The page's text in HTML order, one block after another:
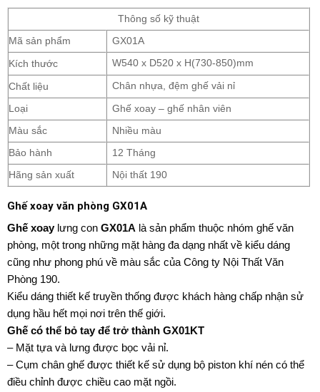
Thông số kỹ thuật
Mã sản phẩm GX01A
Kích thước W540 x D520 x H(730-850)mm
Chất liệu Chân nhựa, đệm ghế vải nỉ
Loại Ghế xoay – ghế nhân viên
Màu sắc Nhiều màu
Bảo hành 12 Tháng
Hãng sản xuất Nội thất 190
Ghế xoay văn phòng GX01A
Ghế xoaylưng con GX01Alà sản phẩm thuộc nhóm ghế văn
phòng, một trong những mặt hàng đa dạng nhất về kiểu dáng
cũng như phong phú về màu sắc của Công ty Nội Thất Văn
Phòng 190.
Kiểu dáng thiết kế truyền thống được khách hàng chấp nhận sử
dụng hầu hết mọi nơi trên thế giới.
Ghế có thể bỏ tay để trở thành GX01KT
– Mặt tựa và lưng được bọc vải nỉ.
– Cụm chân ghế được thiết kế sử dụng bộ piston khí nén có thể
điều chỉnh được chiều cao mặt ngồi.